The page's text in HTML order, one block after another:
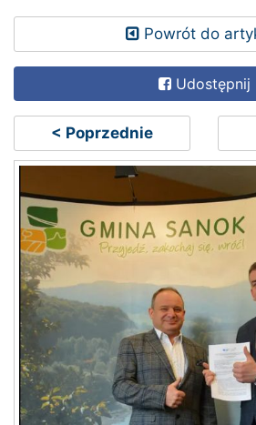
Powrót do
Udostępnij
< Poprzednie